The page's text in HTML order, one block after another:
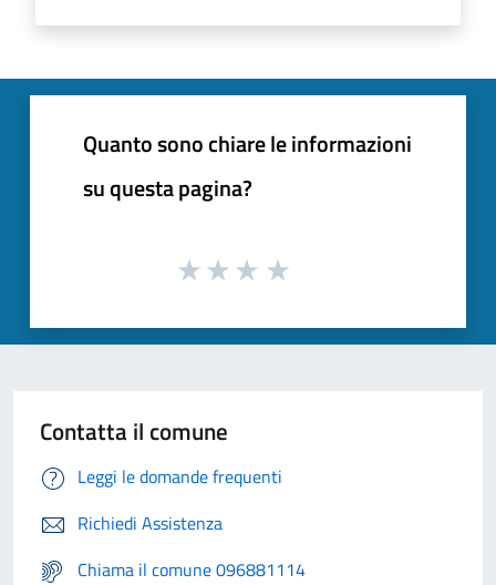
Quanto sono chiare le informazioni
su questa pagina?
Contatta il comune
Leggi le domande frequenti
Richiedi Assistenza
Chiama il comune 096881114